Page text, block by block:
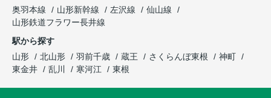
奥羽本線
山形新幹線 左沢線
仙山線
山形鉄道フラワー長井線
駅から探す
山形
北山形 羽前千歳 蔵王 さくらんぼ東根
神町
東金井
乱川 寒河江 東根